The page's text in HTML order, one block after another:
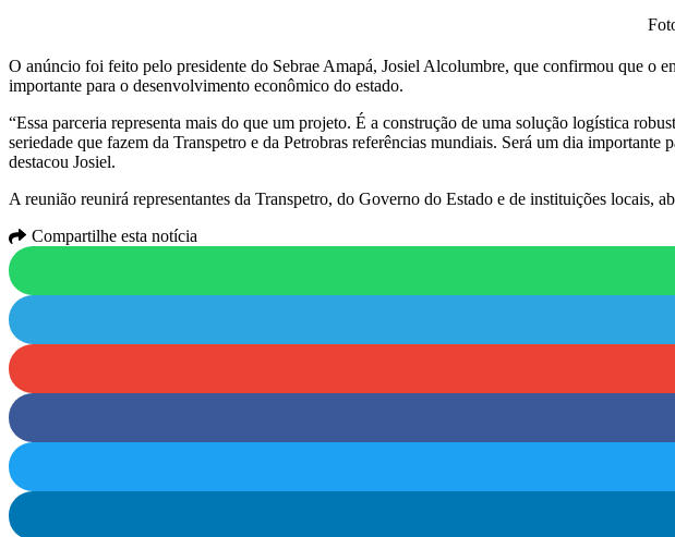
O anúncio foi feito pelo presidente do Sebrae Amapá, Josiel Alcolumbre, que confirmou que o
importante para o desenvolvimento econômico do estado.
“Essa parceria representa mais do que um projeto. É a construção de uma solução logística
seriedade que fazem da Transpetro e da Petrobras referências mundiais. Será um dia
destacou Josiel.
A reunião reunirá representantes da Transpetro, do Governo do Estado e de instituições locais,
Compartilhe esta notícia